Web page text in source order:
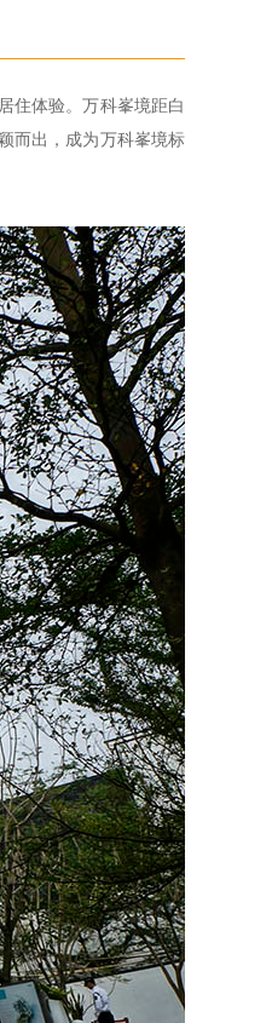
住体验。万科峯境距白
而出，成为万科峯境标